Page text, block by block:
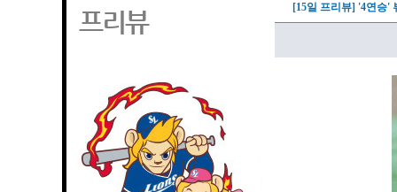
프리뷰 [15일 프리뷰] '4연승'